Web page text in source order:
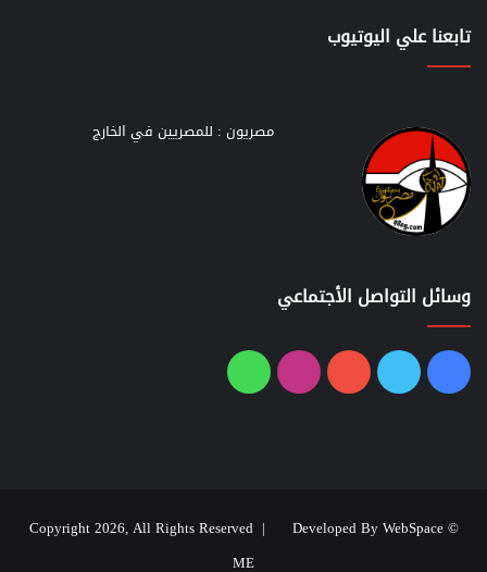
تابعنا علي اليوتيوب
مصريون : للمصريين في الخارج
وسائل التواصل الأجتماعي
فيسبوك
تويتر يوتيوبانستقرامواتساب
© Copyright 2026, All Rights Reserved |
Developed By WebSpace
ME